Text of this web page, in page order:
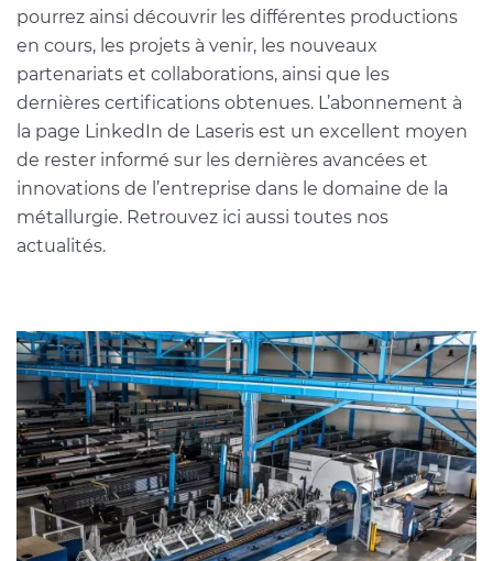
pourrez ainsi découvrir les différentes productions
en cours, les projets à venir, les nouveaux
partenariats et collaborations, ainsi que les
dernières certifications obtenues. L’abonnement à
la page LinkedIn de Laseris est un excellent moyen
de rester informé sur les dernières avancées et
innovations de l’entreprise dans le domaine de la
métallurgie. Retrouvez ici aussi toutes nos
actualités.